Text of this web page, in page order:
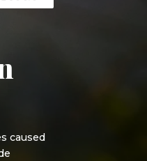
caused